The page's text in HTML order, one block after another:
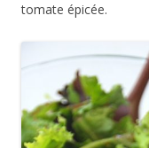
tomate épicée.